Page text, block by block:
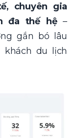
chuyên gia
đa thế hệ–
gắn bó lâu
khách du lịch